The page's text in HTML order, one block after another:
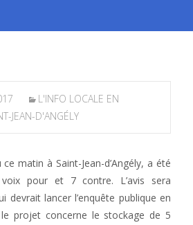
L'INFO LOCALE EN
JEAN-D'ANGÉLY
matin à Saint-Jean-d’Angély, a été
pour et 7 contre. L’avis sera
devrait lancer l’enquête publique en
projet concerne le stockage de 5